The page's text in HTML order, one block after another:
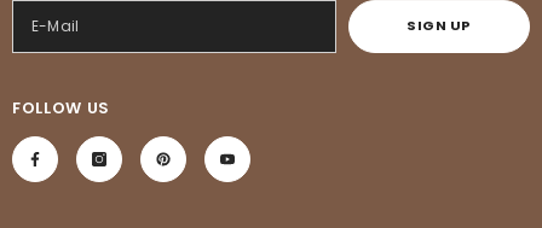
SIGN UP
FOLLOW US